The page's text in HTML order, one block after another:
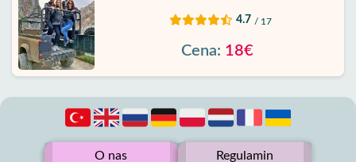
4.7 / 17
Cena: 18€
O nas Regulamin